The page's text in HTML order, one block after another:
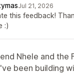
Jul 21, 2026
this feedback!
:)
Nhele and the
been building